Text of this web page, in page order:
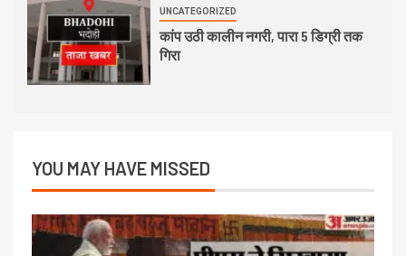
UNCATEGORIZED
कांप उठी कालीन नगरी, पारा 5 डिग्री तक
गिरा
YOU MAY HAVE MISSED